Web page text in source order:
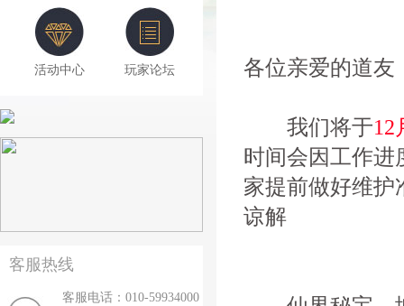
活动中心 玩家论坛
客服热线
客服电话：010-59934000
各位亲爱的道友
我们将于12
时间会因工作进
家提前做好维护
谅解